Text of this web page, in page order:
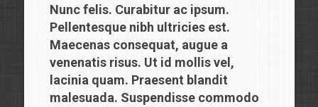
Nunc felis. Curabitur ac ipsum.
Pellentesque nibh ultricies est.
Maecenas consequat, augue a
venenatis risus. Ut id mollis vel,
lacinia quam. Praesent blandit
malesuada. Suspendisse commodo